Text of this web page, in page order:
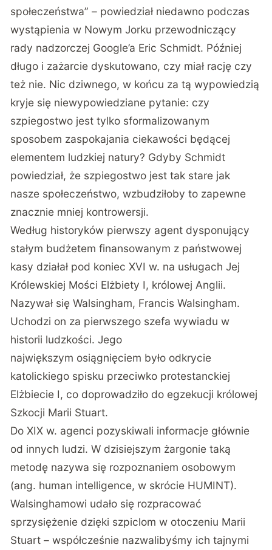
społeczeństwa” – powiedział niedawno podczas
wystąpienia w Nowym Jorku przewodniczący
rady nadzorczej Google’a Eric Schmidt. Później
długo i zażarcie dyskutowano, czy miał rację czy
też nie. Nic dziwnego, w końcu za tą wypowiedzią
kryje się niewypowiedziane pytanie: czy
szpiegostwo jest tylko sformalizowanym
sposobem zaspokajania ciekawości będącej
elementem ludzkiej natury? Gdyby Schmidt
powiedział, że szpiegostwo jest tak stare jak
nasze społeczeństwo, wzbudziłoby to zapewne
znacznie mniej kontrowersji.
Według historyków pierwszy agent dysponujący
stałym budżetem finansowanym z państwowej
kasy działał pod koniec XVI w. na usługach Jej
Królewskiej Mości Elżbiety I, królowej Anglii.
Nazywał się Walsingham, Francis Walsingham.
Uchodzi on za pierwszego szefa wywiadu w
historii ludzkości. Jego
największym osiągnięciem było odkrycie
katolickiego spisku przeciwko protestanckiej
Elżbiecie I, co doprowadziło do egzekucji królowej
Szkocji Marii Stuart.
Do XIX w. agenci pozyskiwali informacje głównie
od innych ludzi. W dzisiejszym żargonie taką
metodę nazywa się rozpoznaniem osobowym
(ang. human intelligence, w skrócie HUMINT).
Walsinghamowi udało się rozpracować
sprzysiężenie dzięki szpiclom w otoczeniu Marii
Stuart – współcześnie nazwalibyśmy ich tajnymi